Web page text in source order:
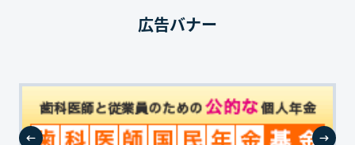
広告バナー